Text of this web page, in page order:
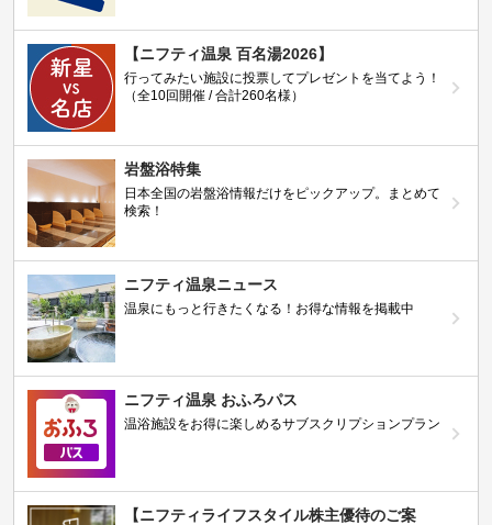
【ニフティ温泉 百名湯2026】
行ってみたい施設に投票してプレゼントを当てよう！
（全10回開催 / 合計260名様）
岩盤浴特集
日本全国の岩盤浴情報だけをピックアップ。まとめて
検索！
ニフティ温泉ニュース
温泉にもっと行きたくなる！お得な情報を掲載中
ニフティ温泉 おふろパス
温浴施設をお得に楽しめるサブスクリプションプラン
【ニフティライフスタイル株主優待のご案